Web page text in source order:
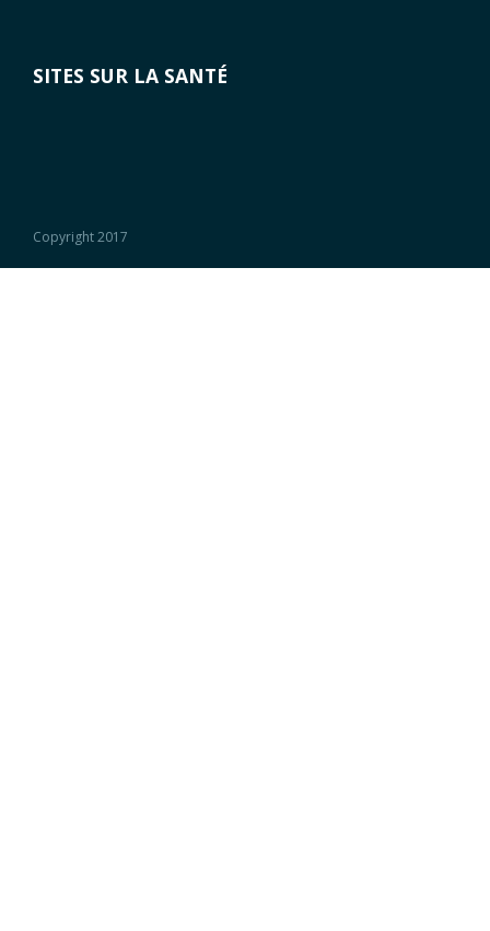
SITES SUR LA SANTÉ
Copyright 2017